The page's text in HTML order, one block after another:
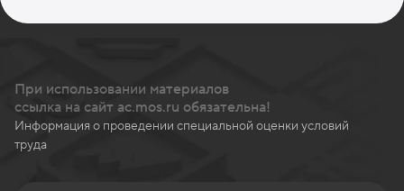
При использовании материалов
ссылка на сайт ac.mos.ru обязательна!
Информация о проведении специальной оценки условий
труда